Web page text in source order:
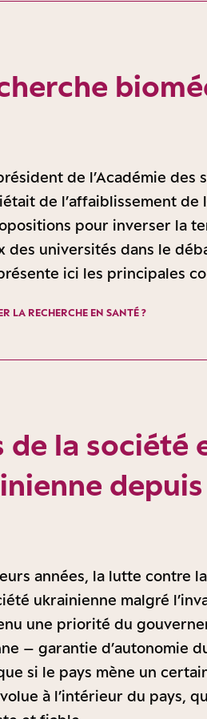
de l’Académie des
de l’affaiblissement de
pour inverser la
des universités dans le
ici les principales
LA RECHERCHE EN SANTÉ ?
de la société
depuis
années, la lutte contre
ukrainienne malgré
une priorité du
– garantie d’autonomie
si le pays mène un
à l’intérieur du pays,